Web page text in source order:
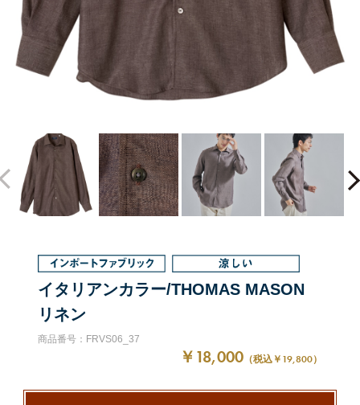
イタリアンカラー/THOMAS MASON
リネン
商品番号：FRVS06_37
￥18,000 （税込￥19,800）